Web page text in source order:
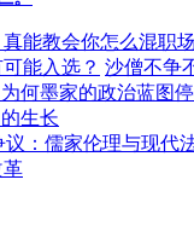
能教会你怎么混职
能入选？ 沙僧不争
何墨家的政治蓝图
生长
议：儒家伦理与现代
革